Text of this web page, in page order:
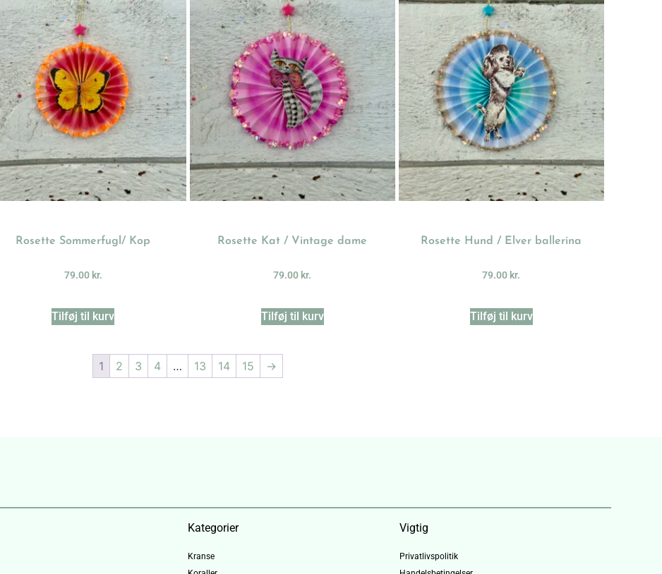
Rosette Sommerfugl/ Kop
79.00 kr.
Tilføj til kurv
Rosette Kat / Vintage dame
79.00 kr.
Tilføj til kurv
Rosette Hund / Elver ballerina
79.00 kr.
Tilføj til kurv
1 2 3 4 … 13 14 15 →
Kategorier
Kranse
Vigtig
Privatlivspolitik